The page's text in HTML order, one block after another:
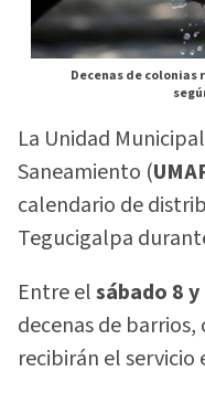
Decenas de colonias
La Unidad
Saneamiento (
calendario de
Tegucigalpa
Entre elsábado 8
decenas de
recibirán el servicio